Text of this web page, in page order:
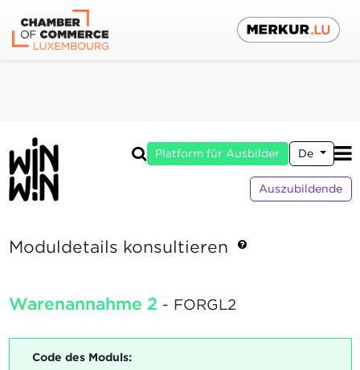
Platform für Ausbilder De
Auszubildende
Moduldetails konsultieren
Warenannahme 2 - FORGL2
Code des Moduls: